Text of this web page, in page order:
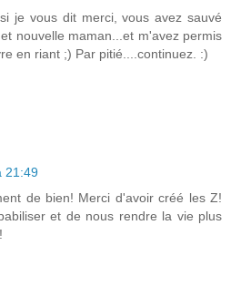
je vous dit merci, vous avez sauvé
nouvelle maman...et m'avez permis
en riant ;) Par pitié....continuez. :)
21:49
de bien! Merci d'avoir créé les Z!
et de nous rendre la vie plus